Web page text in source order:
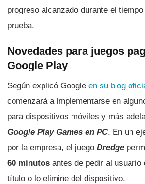
progreso alcanzado durante el
prueba.
Novedades para juegos
Google Play
Según explicó Google en su blog
comenzará a implementarse en
para dispositivos móviles y más
Google Play Games en PC. En un
por la empresa, el juego Dredge
60 minutos antes de pedir al usuario
título o lo elimine del dispositivo.